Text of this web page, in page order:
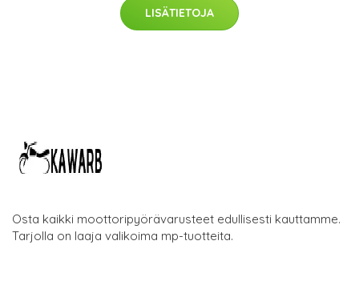
LISÄTIETOJA
Osta kaikki moottoripyörävarusteet edullisesti kauttamme.
Tarjolla on laaja valikoima mp-tuotteita.